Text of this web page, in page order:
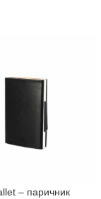
– паричник